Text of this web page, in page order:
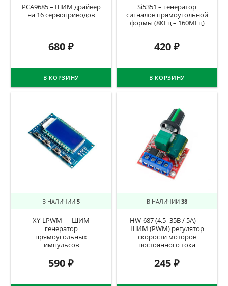
PCA9685 – ШИМ драйвер
на 16 сервоприводов
680₽
В КОРЗИНУ
Si5351 – генератор
сигналов прямоугольной
формы (8КГц – 160МГц)
420₽
В КОРЗИНУ
В НАЛИЧИИ 5
XY-LPWM — ШИМ
генератор
прямоугольных
импульсов
590₽
В НАЛИЧИИ 38
HW-687 (4,5–35В / 5A) —
ШИМ (PWM) регулятор
скорости моторов
постоянного тока
245₽